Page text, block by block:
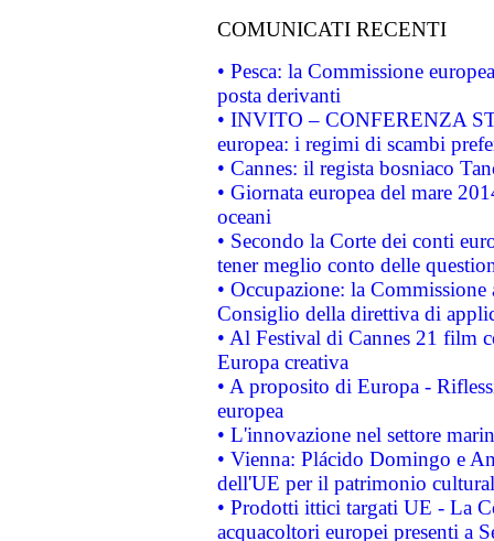
COMUNICATI RECENTI
• Pesca: la Commissione
posta derivanti
• INVITO – CONFERENZA
europea: i regimi di scambi
• Cannes: il regista bosniaco
• Giornata europea del mare
oceani
• Secondo la Corte dei conti
tener meglio conto delle
• Occupazione: la
Consiglio della direttiva di
• Al Festival di Cannes 21 film
Europa creativa
• A proposito di Europa -
europea
• L'innovazione nel settore
• Vienna: Plácido Domingo e
dell'UE per il patrimonio
• Prodotti ittici targati UE - La
acquacoltori europei presenti a